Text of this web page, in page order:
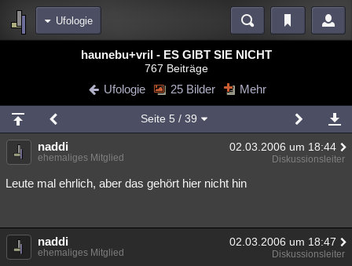
Ufologie
Blogs Videos
Chat Wiki Neuigkeiten
meine Rubriken
Menschen Mystery Kriminalfälle
Spiritualität Verschwörungen Technologie
weitere Rubriken
Philosophie Träume Literatur
haunebu+vril - ES GIBT SIE NICHT
767 Beiträge
Ufologie 25 Bilder Mehr
Seite 5 / 39
naddi 02.03.2006 um 18:44
ehemaliges Mitglied Diskussionsleiter
Leute mal ehrlich, aber das gehört hier nicht hin
naddi 02.03.2006 um 18:47
ehemaliges Mitglied Diskussionsleiter